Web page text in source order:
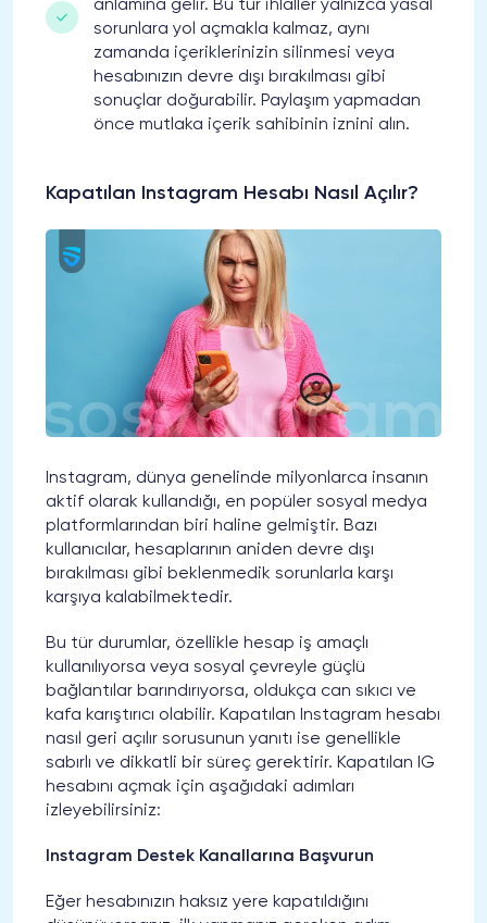
anlamına gelir. Bu tür ihlaller yalnızca yasal
sorunlara yol açmakla kalmaz, aynı
zamanda içeriklerinizin silinmesi veya
hesabınızın devre dışı bırakılması gibi
sonuçlar doğurabilir. Paylaşım yapmadan
önce mutlaka içerik sahibinin iznini alın.
Kapatılan Instagram Hesabı Nasıl Açılır?
Instagram, dünya genelinde milyonlarca insanın
aktif olarak kullandığı, en popüler sosyal medya
platformlarından biri haline gelmiştir. Bazı
kullanıcılar, hesaplarının aniden devre dışı
bırakılması gibi beklenmedik sorunlarla karşı
karşıya kalabilmektedir.
Bu tür durumlar, özellikle hesap iş amaçlı
kullanılıyorsa veya sosyal çevreyle güçlü
bağlantılar barındırıyorsa, oldukça can sıkıcı ve
kafa karıştırıcı olabilir. Kapatılan Instagram hesabı
nasıl geri açılır sorusunun yanıtı ise genellikle
sabırlı ve dikkatli bir süreç gerektirir. Kapatılan IG
hesabını açmak için aşağıdaki adımları
izleyebilirsiniz:
Instagram Destek Kanallarına Başvurun
Eğer hesabınızın haksız yere kapatıldığını